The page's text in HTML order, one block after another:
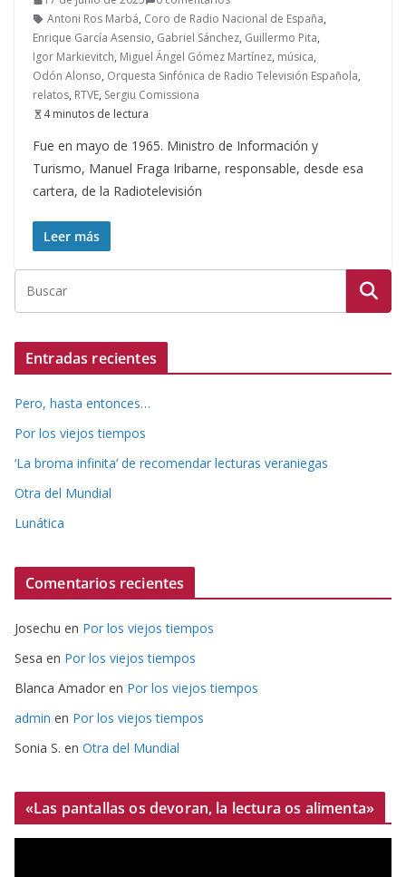
Antoni Ros Marbá, Coro de Radio Nacional de España,
Enrique García Asensio, Gabriel Sánchez, Guillermo Pita,
Igor Markievitch, Miguel Ángel Gómez Martínez, música,
Odón Alonso, Orquesta Sinfónica de Radio Televisión Española,
relatos, RTVE, Sergiu Comissiona
4 minutos de lectura
Fue en mayo de 1965. Ministro de Información y
Turismo, Manuel Fraga Iribarne, responsable, desde esa
cartera, de la Radiotelevisión
Leer más
Entradas recientes
Pero, hasta entonces…
Por los viejos tiempos
‘La broma infinita’ de recomendar lecturas veraniegas
Otra del Mundial
Lunática
Comentarios recientes
Josechu en Por los viejos tiempos
Sesa en Por los viejos tiempos
Blanca Amador en Por los viejos tiempos
admin en Por los viejos tiempos
Sonia S. en Otra del Mundial
«Las pantallas os devoran, la lectura os alimenta»